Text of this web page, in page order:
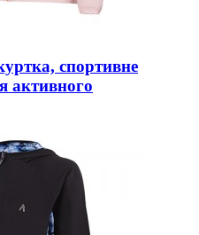
спортивне
активного